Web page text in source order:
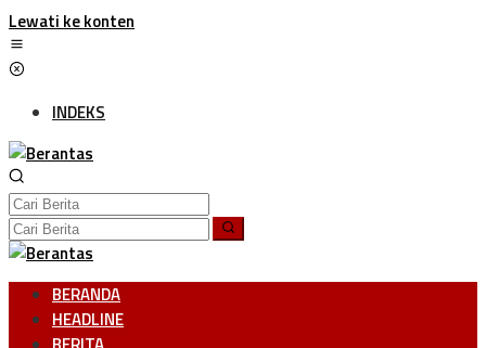
Lewati ke konten
INDEKS
BERANDA
HEADLINE